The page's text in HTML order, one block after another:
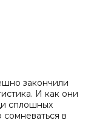
закончили
И как они
сплошных
в